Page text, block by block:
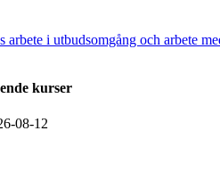
arbete i utbudsomgång och arbete
kurser
08-12